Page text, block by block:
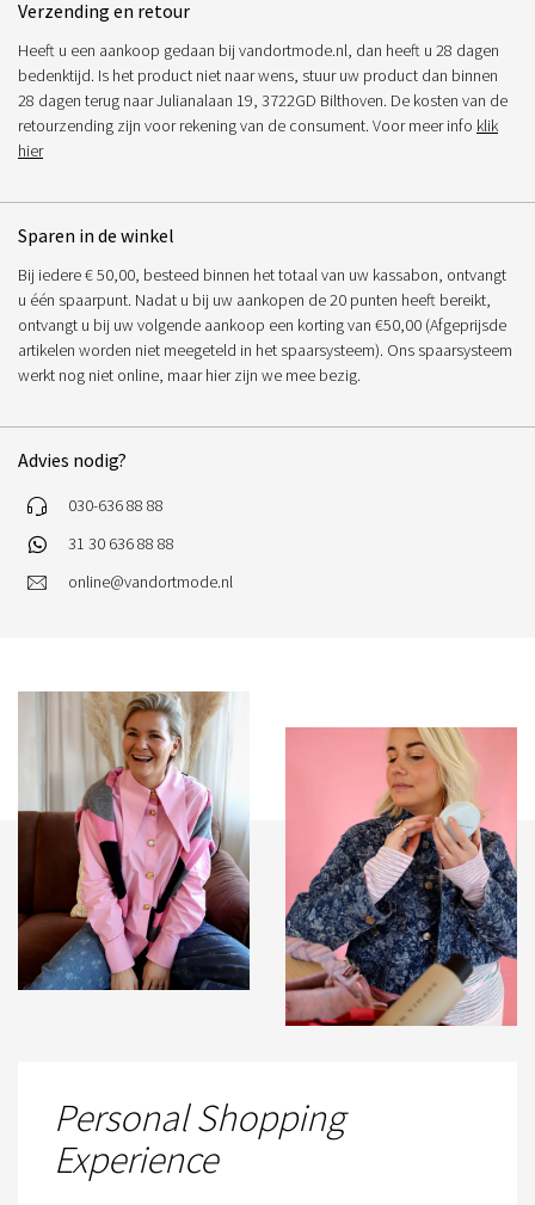
Verzending en retour
Heeft u een aankoop gedaan bij vandortmode.nl, dan heeft u 28 dagen
bedenktijd. Is het product niet naar wens, stuur uw product dan binnen
28 dagen terug naar Julianalaan 19, 3722GD Bilthoven. De kosten van de
retourzending zijn voor rekening van de consument. Voor meer info klik
hier
Sparen in de winkel
Bij iedere € 50,00, besteed binnen het totaal van uw kassabon, ontvangt
u één spaarpunt. Nadat u bij uw aankopen de 20 punten heeft bereikt,
ontvangt u bij uw volgende aankoop een korting van €50,00 (Afgeprijsde
artikelen worden niet meegeteld in het spaarsysteem). Ons spaarsysteem
werkt nog niet online, maar hier zijn we mee bezig.
Advies nodig?
030-636 88 88
31 30 636 88 88
online@vandortmode.nl
Personal Shopping
Experience